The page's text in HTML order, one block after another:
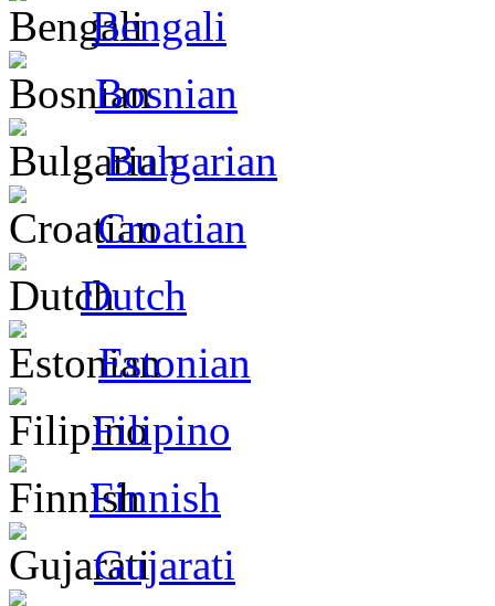
Bengali
Bosnian
Bulgarian
Croatian
Dutch
Estonian
Filipino
Finnish
Gujarati